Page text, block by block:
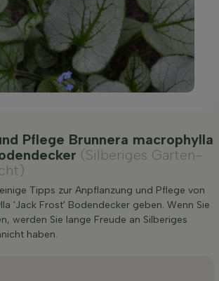
Pflege Brunnera macrophylla
(Silberiges Garten-
Tipps zur Anpflanzung und Pflege von
'Jack Frost' Bodendecker geben. Wenn Sie
werden Sie lange Freude an Silberiges
haben.